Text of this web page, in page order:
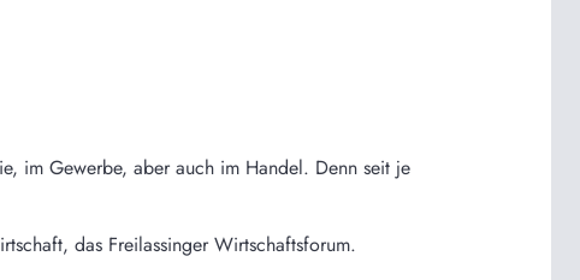
im Gewerbe, aber auch im Handel. Denn seit je
das Freilassinger Wirtschaftsforum.